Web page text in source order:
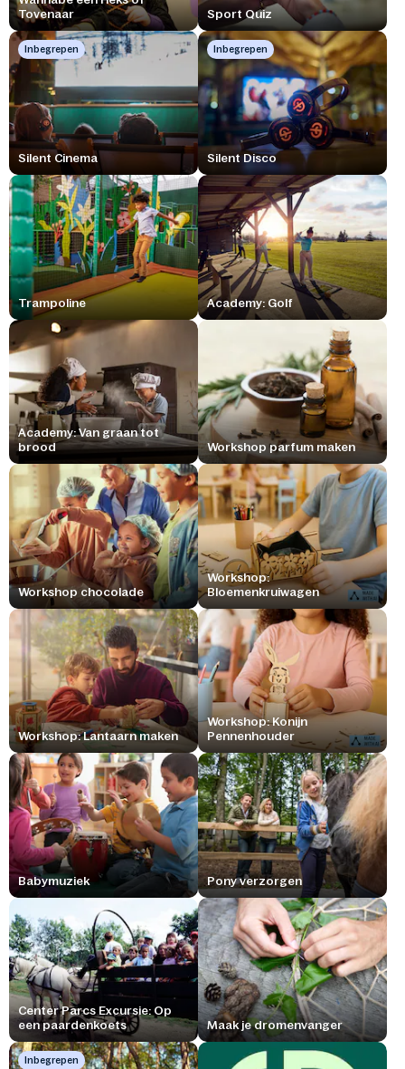
Tovenaar
Sport Quiz
Inbegrepen
Silent Cinema
Inbegrepen
Silent Disco
Trampoline Academy: Golf
Academy: Van graan tot
brood
Workshop parfum maken
Workshop chocolade
Workshop:
Bloemenkruiwagen
Workshop: Lantaarn maken
Workshop: Konijn
Pennenhouder
Babymuziek Pony verzorgen
Center Parcs Excursie: Op
een paardenkoets
Maak je dromenvanger
Inbegrepen